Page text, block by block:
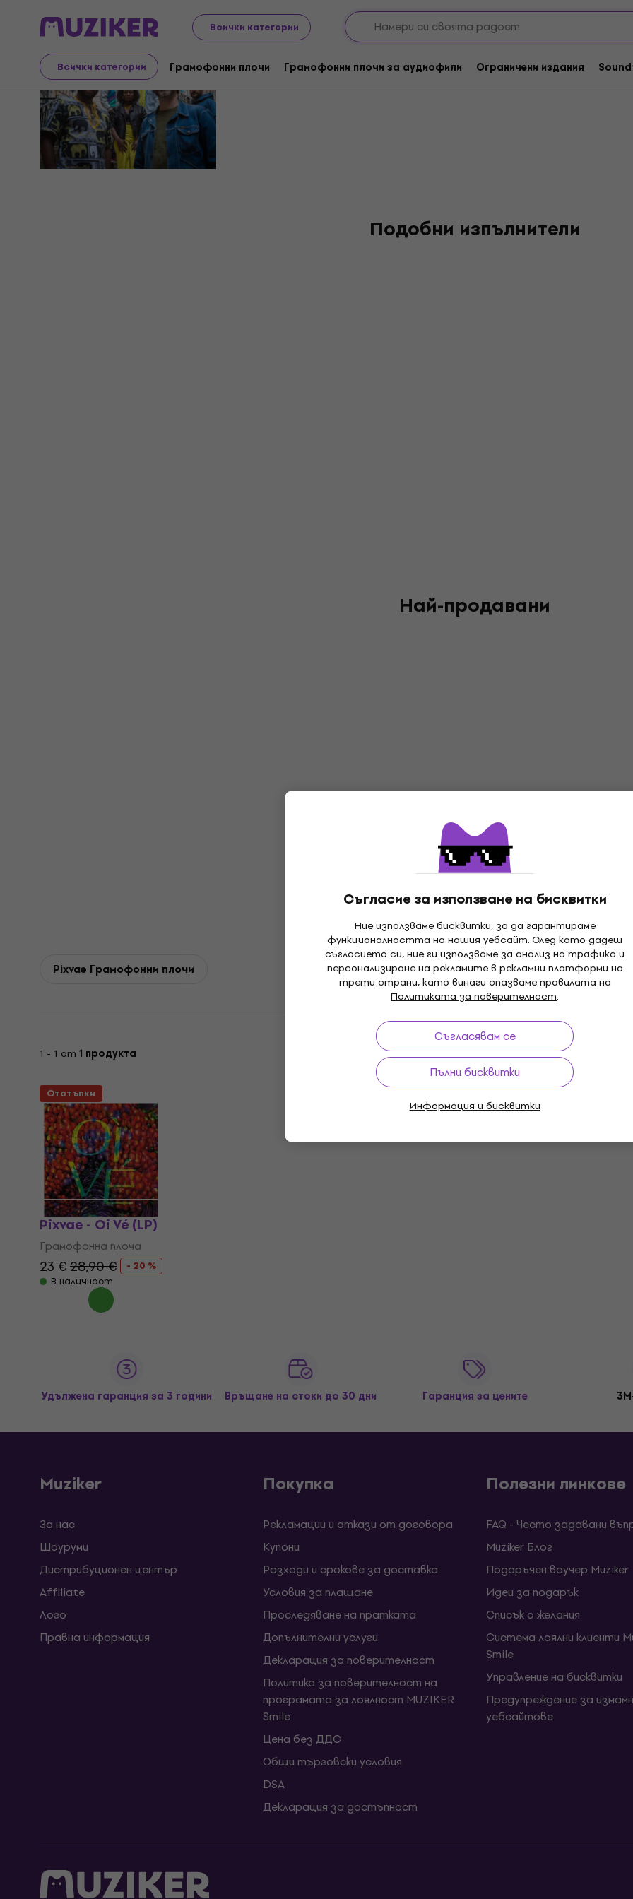
Всички категории
Всички категории Грамофонни плочи Грамофонни плочи за аудиофили Ограничени издания
Съгласие за използване на бисквитки
Ние използваме бисквитки, за да гарантираме
функционалността на нашия уебсайт. След като дадеш
съгласието си, ние ги използваме за анализ на трафика и
персонализиране на рекламите в рекламни платформи на
трети страни, като винаги спазваме правилата на
Политиката за поверителност.
Съгласявам се
Пълни бисквитки
Информация и бисквитки
Pixvae
Подобни изпълнители
Най-продавани
Pixvae Грамофонни плочи
1 - 1 от 1 продукта
Отстъпки
Pixvae - Oi Vé (LP)
Грамофонна плоча
23 €28,90 €
- 20 %
В наличност
Удължена гаранция за 3 години Връщане на стоки до 30 дни Гаранция за цените
Muziker
За нас
Шоуруми
Дистрибуционен център
Affiliate
Лого
Правна информация
Покупка
Рекламации и откази от договора
Kупони
Разходи и срокове за доставка
Условия за плащане
Проследяване на пратката
Допълнителни услуги
Декларация за поверителност
Политика за поверителност на
програмата за лоялност MUZIKER
Smile
Цена без ДДС
Общи търговски условия
DSA
Декларация за достъпност
Полезни линкове
FAQ - Често задавани
Muziker Блог
Подаръчен ваучер Muziker
Идеи за подарък
Списък с желания
Система лоялни клиенти
Smile
Управление на бисквитки
Предупреждение за
уебсайтове